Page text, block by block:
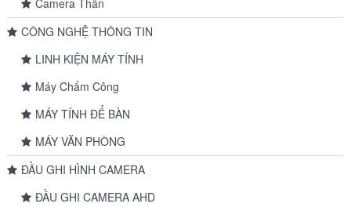
Camera Thân
CÔNG NGHỆ THÔNG TIN
LINH KIỆN MÁY TÍNH
Máy Chấm Công
MÁY TÍNH ĐỂ BÀN
MÁY VĂN PHÒNG
ĐẦU GHI HÌNH CAMERA
ĐẦU GHI CAMERA AHD